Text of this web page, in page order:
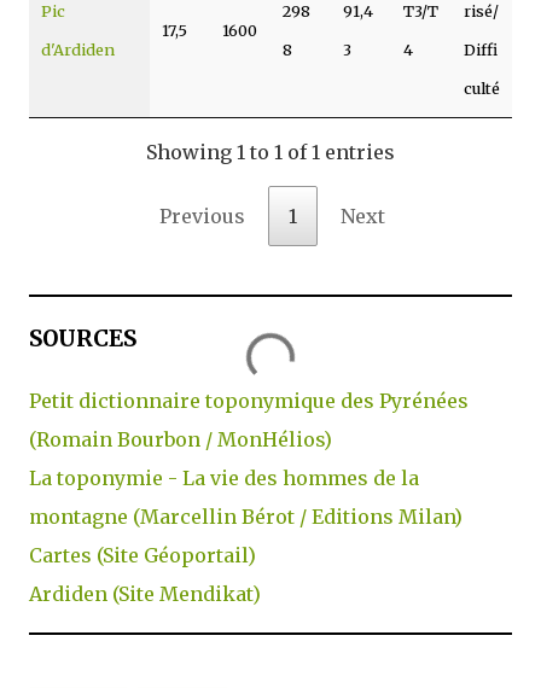
Pic
d'Ardiden
17,5 1600
298
8
91,4
3
T3/T
4
risé/
Diffi
culté
Showing 1 to 1 of 1 entries
Previous 1 Next
SOURCES
Petit dictionnaire toponymique des Pyrénées
(Romain Bourbon / MonHélios)
La toponymie - La vie des hommes de la
montagne (Marcellin Bérot / Editions Milan)
Cartes (Site Géoportail)
Ardiden (Site Mendikat)